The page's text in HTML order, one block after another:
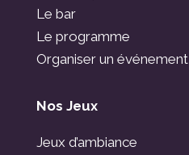
Le bar
Le programme
Organiser un événement
Nos Jeux
Jeux d’ambiance